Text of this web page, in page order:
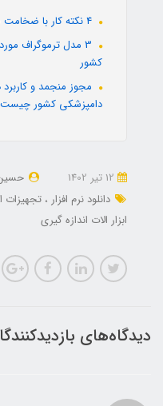
3 مدل ترموگراف
کشور
مجوز منجمد و کاربرد
دامپزشکی کشور
دانلود نرم افزار
تجهیزات
ابزار الات اندازه گیری
دیدگاه‌های